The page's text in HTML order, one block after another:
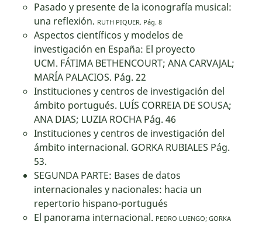
Pasado y presente de la iconografía musical:
una reflexión. RUTH PIQUER. Pág. 8
Aspectos científicos y modelos de
investigación en España: El proyecto
UCM. FÁTIMA BETHENCOURT; ANA CARVAJAL;
MARÍA PALACIOS. Pág. 22
Instituciones y centros de investigación del
ámbito portugués. LUÍS CORREIA DE SOUSA;
ANA DIAS; LUZIA ROCHA Pág. 46
Instituciones y centros de investigación del
ámbito internacional. GORKA RUBIALES Pág.
53.
SEGUNDA PARTE: Bases de datos
internacionales y nacionales: hacia un
repertorio hispano-portugués
El panorama internacional. PEDRO LUENGO; GORKA